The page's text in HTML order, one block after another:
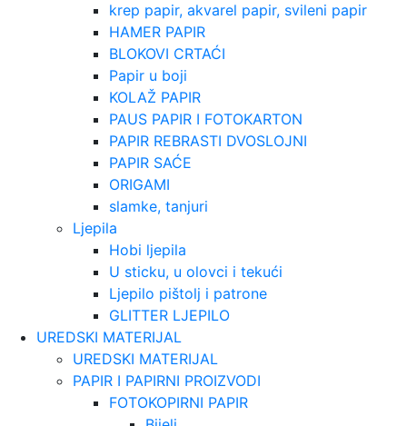
krep papir, akvarel papir, svileni papir
HAMER PAPIR
BLOKOVI CRTAĆI
Papir u boji
KOLAŽ PAPIR
PAUS PAPIR I FOTOKARTON
PAPIR REBRASTI DVOSLOJNI
PAPIR SAĆE
ORIGAMI
slamke, tanjuri
Ljepila
Hobi ljepila
U sticku, u olovci i tekući
Ljepilo pištolj i patrone
GLITTER LJEPILO
UREDSKI MATERIJAL
UREDSKI MATERIJAL
PAPIR I PAPIRNI PROIZVODI
FOTOKOPIRNI PAPIR